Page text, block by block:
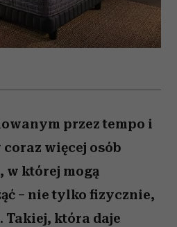
przez tempo i
więcej osób
w której mogą
– nie tylko fizycznie,
Takiej, która daje